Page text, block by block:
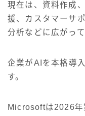
現在は、資料作成
援、カスタマーサ
分析などに広がって
企業がAIを本格導
す。
Microsoftは2026年